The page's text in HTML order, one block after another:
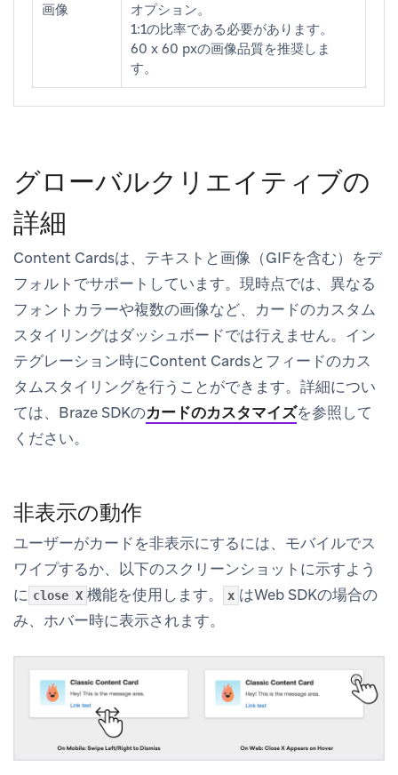
画像
オプション。
1:1の比率である必要があります。
60 x 60 pxの画像品質を推奨しま
す。
グローバルクリエイティブの
詳細
Content Cardsは、テキストと画像（GIFを含む）をデ
フォルトでサポートしています。現時点では、異なる
フォントカラーや複数の画像など、カードのカスタム
スタイリングはダッシュボードでは行えません。イン
テグレーション時にContent Cardsとフィードのカス
タムスタイリングを行うことができます。詳細につい
ては、Braze SDKのカードのカスタマイズを参照して
ください。
非表示の動作
ユーザーがカードを非表示にするには、モバイルでス
ワイプするか、以下のスクリーンショットに示すよう
に close X 機能を使用します。 x はWeb SDKの場合の
み、ホバー時に表示されます。